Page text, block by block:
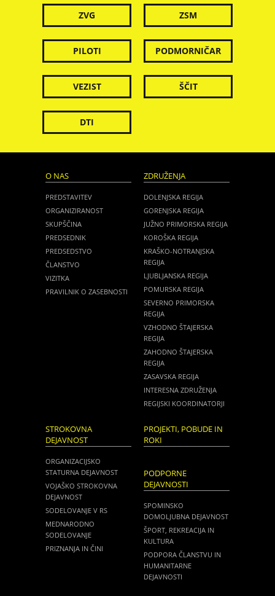
ZVG ZSM
PILOTI PODMORNIČAR
VEZIST ŠČIT
DTI
O NAS
PREDSTAVITEV
ORGANIZIRANOST
SKUPŠČINA
PREDSEDNIK
PREDSEDSTVO
ČLANSTVO
VIZITKA
PRAVILNIK O ZASEBNOSTI
ZDRUŽENJA
DOLENJSKA REGIJA
GORENJSKA REGIJA
JUŽNO PRIMORSKA REGIJA
KOROŠKA REGIJA
KRAŠKO-NOTRANJSKA
REGIJA
LJUBLJANSKA REGIJA
POMURSKA REGIJA
SEVERNO PRIMORSKA
REGIJA
VZHODNO ŠTAJERSKA
REGIJA
ZAHODNO ŠTAJERSKA
REGIJA
ZASAVSKA REGIJA
INTERESNA ZDRUŽENJA
REGIJSKI KOORDINATORJI
STROKOVNA
DEJAVNOST
ORGANIZACIJSKO
STATURNA DEJAVNOST
VOJAŠKO STROKOVNA
DEJAVNOST
SODELOVANJE V RS
MEDNARODNO
SODELOVANJE
PRIZNANJA IN ČINI
PROJEKTI, POBUDE IN
ROKI
PODPORNE
DEJAVNOSTI
SPOMINSKO
DOMOLJUBNA DEJAVNOST
ŠPORT, REKREACIJA IN
KULTURA
PODPORA ČLANSTVU IN
HUMANITARNE
DEJAVNOSTI